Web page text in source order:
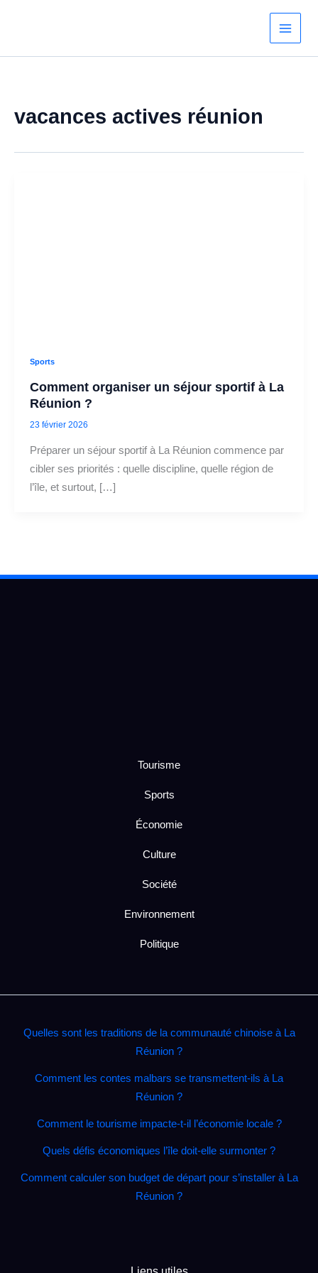
vacances actives réunion
Sports
Comment organiser un séjour sportif à La
Réunion ?
23 février 2026
Préparer un séjour sportif à La Réunion commence par
cibler ses priorités : quelle discipline, quelle région de
l’île, et surtout, […]
Tourisme
Sports
Économie
Culture
Société
Environnement
Politique
Quelles sont les traditions de la communauté chinoise à La
Réunion ?
Comment les contes malbars se transmettent‑ils à La
Réunion ?
Comment le tourisme impacte‑t‑il l’économie locale ?
Quels défis économiques l’île doit‑elle surmonter ?
Comment calculer son budget de départ pour s’installer à La
Réunion ?